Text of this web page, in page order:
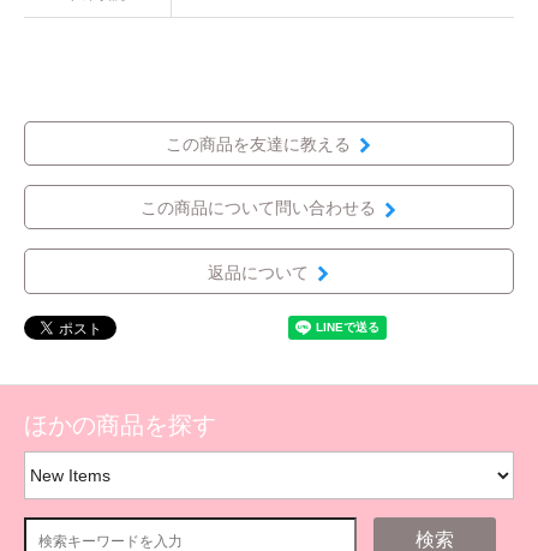
この商品を友達に教える
この商品について問い合わせる
返品について
ほかの商品を探す
検索